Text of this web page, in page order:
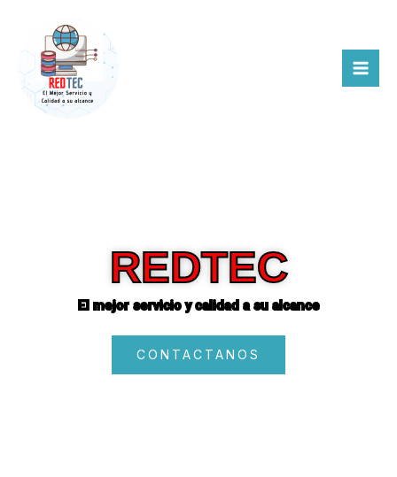
contenido
REDTEC
El mejor servicio y calidad a su alcance
CONTACTANOS